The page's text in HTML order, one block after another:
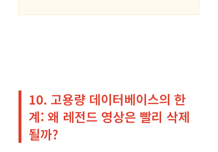
10. 고용량 데이터베이스의 한
계: 왜 레전드 영상은 빨리 삭제
될까?